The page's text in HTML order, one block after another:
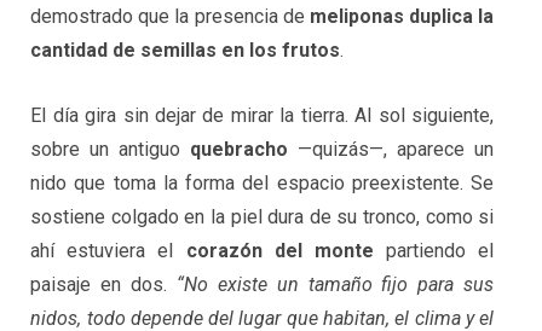
demostrado que la presencia de meliponas duplica la
cantidad de semillas en los frutos.
El día gira sin dejar de mirar la tierra. Al sol siguiente,
sobre un antiguo quebracho —quizás—, aparece un
nido que toma la forma del espacio preexistente. Se
sostiene colgado en la piel dura de su tronco, como si
ahí estuviera el corazón del monte partiendo el
paisaje en dos. “No existe un tamaño fijo para sus
nidos, todo depende del lugar que habitan, el clima y el